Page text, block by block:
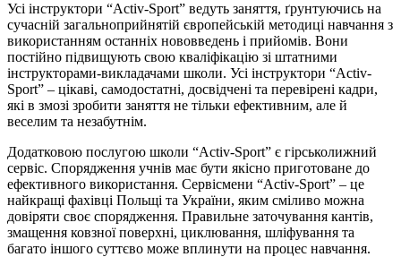
Усі інструктори “Activ-Sport” ведуть заняття, ґрунтуючись на
сучасній загальноприйнятій європейській методиці навчання з
використанням останніх нововведень і прийомів. Вони
постійно підвищують свою кваліфікацію зі штатними
інструкторами-викладачами школи. Усі інструктори “Activ-
Sport” – цікаві, самодостатні, досвідчені та перевірені кадри,
які в змозі зробити заняття не тільки ефективним, але й
веселим та незабутнім.
Додатковою послугою школи “Activ-Sport” є гірськолижний
сервіс. Спорядження учнів має бути якісно приготоване до
ефективного використання. Сервісмени “Activ-Sport” – це
найкращі фахівці Польщі та України, яким сміливо можна
довіряти своє спорядження. Правильне заточування кантів,
змащення ковзної поверхні, циклювання, шліфування та
багато іншого суттєво може вплинути на процес навчання.